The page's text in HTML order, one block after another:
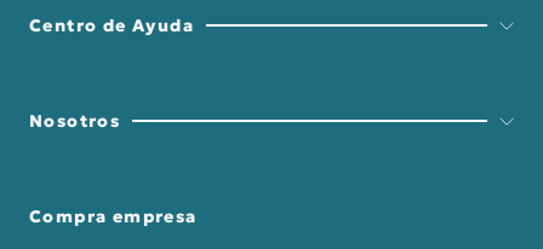
Centro de Ayuda
Nosotros
Compra empresa